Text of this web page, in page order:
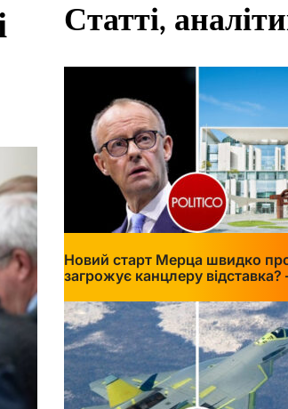
Статті,
Новий старт Мерца швидко
загрожує канцлеру відставка?